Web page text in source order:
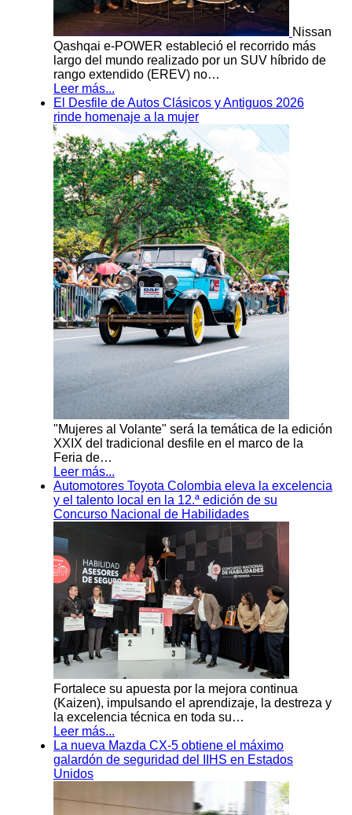
Nissan
Qashqai e-POWER estableció el recorrido más
largo del mundo realizado por un SUV híbrido de
rango extendido (EREV) no…
Leer más...
El Desfile de Autos Clásicos y Antiguos 2026
rinde homenaje a la mujer
"Mujeres al Volante" será la temática de la edición
XXIX del tradicional desfile en el marco de la
Feria de…
Leer más...
Automotores Toyota Colombia eleva la excelencia
y el talento local en la 12.ª edición de su
Concurso Nacional de Habilidades
Fortalece su apuesta por la mejora continua
(Kaizen), impulsando el aprendizaje, la destreza y
la excelencia técnica en toda su…
Leer más...
La nueva Mazda CX-5 obtiene el máximo
galardón de seguridad del IIHS en Estados
Unidos